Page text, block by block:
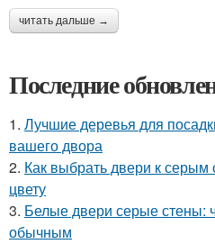
читать дальше →
Последние
1. Лучшие деревья для
вашего двора
2. Как выбрать двери к
цвету
3. Белые двери серые стены:
обычным